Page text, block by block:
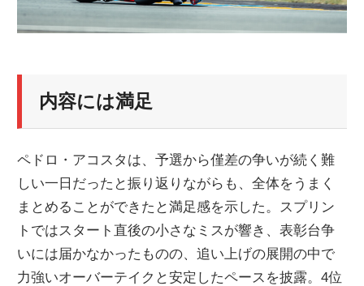
ス
内容には満足
ペドロ・アコスタは、予選から僅差の争いが続く難
しい一日だったと振り返りながらも、全体をうまく
まとめることができたと満足感を示した。スプリン
トではスタート直後の小さなミスが響き、表彰台争
いには届かなかったものの、追い上げの展開の中で
力強いオーバーテイクと安定したペースを披露。4位